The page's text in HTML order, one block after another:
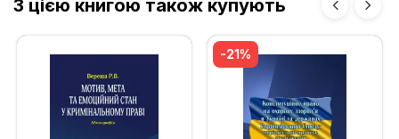
З цією книгою також купують
-21%